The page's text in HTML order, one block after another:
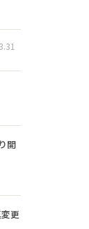
開
更